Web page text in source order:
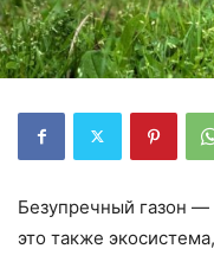
Безупречный газон —
это также